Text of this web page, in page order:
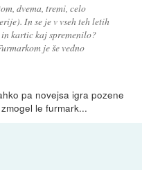
dvema, tremi, celo
In se je v vseh teh letih
kartic kaj spremenilo?
je še vedno
pa novejsa igra pozene
le furmark...